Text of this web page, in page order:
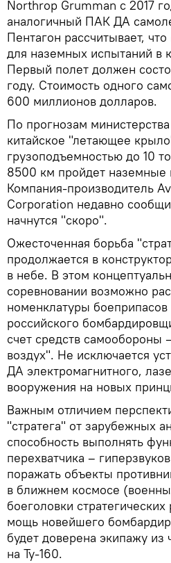
Northrop Grumman с 2017
аналогичный ПАК ДА
Пентагон рассчитывает,
для наземных испытаний в
Первый полет должен
году. Стоимость одного
600 миллионов долларов.
По прогнозам
китайское "летающее
грузоподъемностью до 10
8500 км пройдет наземные
Компания-производитель
Corporation недавно
начнутся "скоро".
Ожесточенная борьба
продолжается в
в небе. В этом
соревновании возможно
номенклатуры
российского
счет средств самообороны
воздух". Не исключается
ДА электромагнитного,
вооружения на новых
Важным отличием
"стратега" от зарубежных
способность выполнять
перехватчика –
поражать объекты
в ближнем космосе
боеголовки
мощь новейшего
будет доверена экипажу из
на Ту-160.